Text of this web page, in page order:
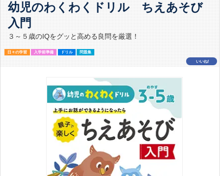
幼児のわくわくドリル ちえあそび
入門
３～５歳のIQをグッと高める良問を厳選！
日々の学習 入学前準備 ドリル 問題集
いいね!